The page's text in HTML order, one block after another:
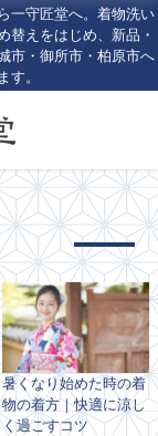
一守匠堂へ。着物洗い
替えをはじめ、新品・
市・御所市・柏原市へ
す。
暑くなり始めた時の着
物の着方｜快適に涼し
く過ごすコツ